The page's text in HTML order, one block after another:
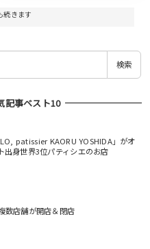
続きます
検索
記事ベスト10
patissier KAORU YOSHIDA」がオ
出身世界3位パティシエのお店
数店舗が開店＆閉店